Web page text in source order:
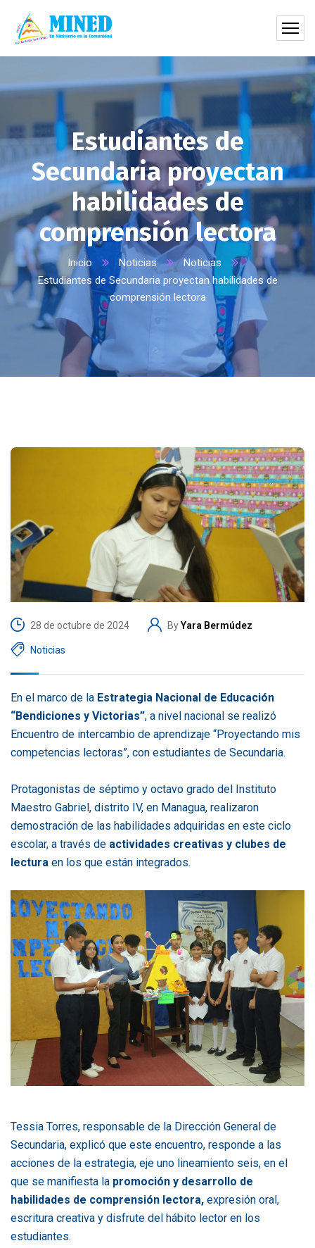
Estudiantes de
Secundaria proyectan
habilidades de
comprensión lectora
Inicio Noticias
Noticias
Estudiantes de Secundaria proyectan habilidades de
comprensión lectora
28 de octubre de 2024 ByYara Bermúdez
Noticias
En el marco de la Estrategia Nacional de Educación
“Bendiciones y Victorias”, a nivel nacional se realizó
Encuentro de intercambio de aprendizaje “Proyectando mis
competencias lectoras”, con estudiantes de Secundaria.
Protagonistas de séptimo y octavo grado del Instituto
Maestro Gabriel, distrito IV, en Managua, realizaron
demostración de las habilidades adquiridas en este ciclo
escolar, a través de actividades creativas y clubes de
lectura en los que están integrados.
Tessia Torres, responsable de la Dirección General de
Secundaria, explicó que este encuentro, responde a las
acciones de la estrategia, eje uno lineamiento seis, en el
que se manifiesta la promoción y desarrollo de
habilidades de comprensión lectora, expresión oral,
escritura creativa y disfrute del hábito lector en los
estudiantes.